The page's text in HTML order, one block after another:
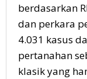
berdasarkan
dan perkara
4.031 kasus
pertanahan
klasik yang